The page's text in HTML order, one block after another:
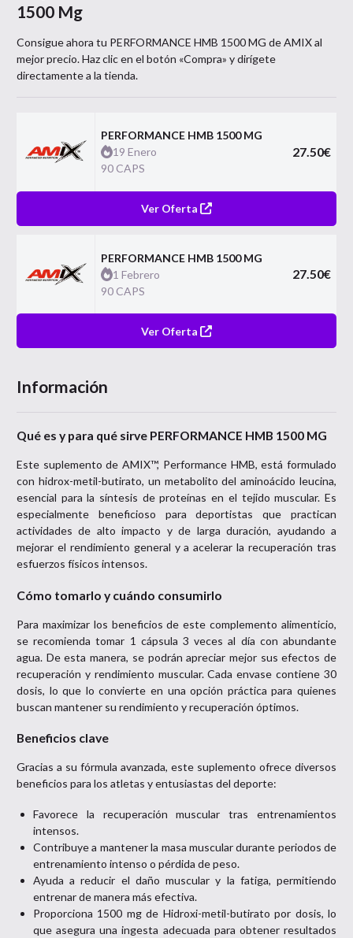
1500 Mg
Consigue ahora tu PERFORMANCE HMB 1500 MG deAMIXal
mejor precio. Haz clic en el botón «Compra» y dirígete
directamente a la tienda.
PERFORMANCE HMB 1500 MG
19 Enero
90 CAPS
27.50€
Ver Oferta
PERFORMANCE HMB 1500 MG
1 Febrero
90 CAPS
27.50€
Ver Oferta
Información
Qué es y para qué sirve PERFORMANCE HMB 1500 MG
Este suplemento de AMIX™, Performance HMB, está formulado
con hidrox-metil-butirato, un metabolito del aminoácido leucina,
esencial para la síntesis de proteínas en el tejido muscular. Es
especialmente beneficioso para deportistas que practican
actividades de alto impacto y de larga duración, ayudando a
mejorar el rendimiento general y a acelerar la recuperación tras
esfuerzos físicos intensos.
Cómo tomarlo y cuándo consumirlo
Para maximizar los beneficios de este complemento alimenticio,
se recomienda tomar 1 cápsula 3 veces al día con abundante
agua. De esta manera, se podrán apreciar mejor sus efectos de
recuperación y rendimiento muscular. Cada envase contiene 30
dosis, lo que lo convierte en una opción práctica para quienes
buscan mantener su rendimiento y recuperación óptimos.
Beneficios clave
Gracias a su fórmula avanzada, este suplemento ofrece diversos
beneficios para los atletas y entusiastas del deporte:
Favorece la recuperación muscular tras entrenamientos
intensos.
Contribuye a mantener la masa muscular durante periodos de
entrenamiento intenso o pérdida de peso.
Ayuda a reducir el daño muscular y la fatiga, permitiendo
entrenar de manera más efectiva.
Proporciona 1500 mg de Hidroxi-metil-butirato por dosis, lo
que asegura una ingesta adecuada para obtener resultados